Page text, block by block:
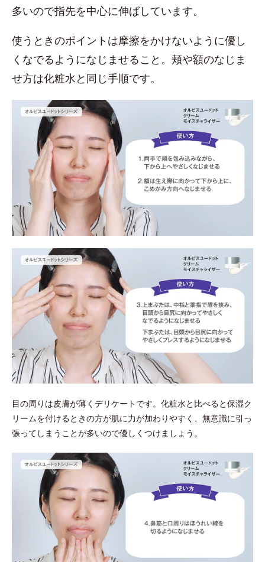
多いので指先を中心に伸ばしています。
使うときのポイントは摩擦をかけないように優し
くなでるようになじませること。頬や額のなじま
せ方は化粧水と同じ手順です。
目の周りは皮膚が薄くデリケートです。化粧水と比べると保湿ク
リームを付けるときの方が肌に力が加わりやすく、無意識に引っ
張ってしまうことが多いので優しくつけましょう。